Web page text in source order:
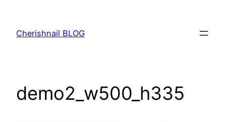
Cherishnail BLOG
demo2_w500_h335